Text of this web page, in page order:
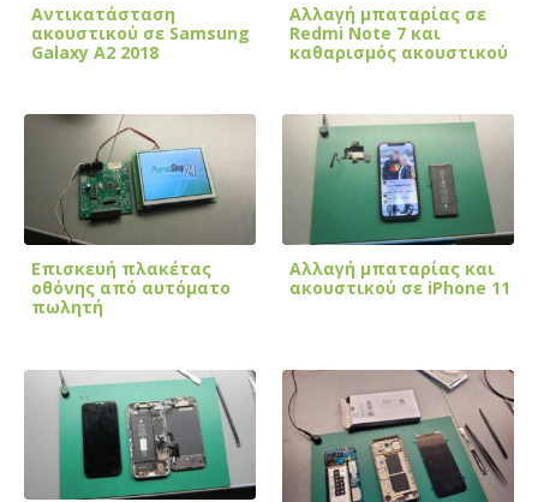
Αντικατάσταση
ακουστικού σε Samsung
Galaxy A2 2018
Αλλαγή μπαταρίας σε
Redmi Note 7 και
καθαρισμός ακουστικού
Επισκευή πλακέτας
οθόνης από αυτόματο
πωλητή
Αλλαγή μπαταρίας και
ακουστικού σε iPhone 11